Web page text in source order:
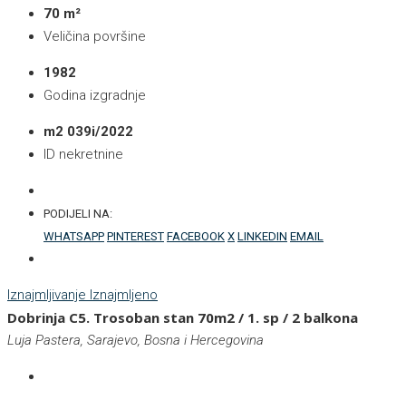
70 m²
Veličina površine
1982
Godina izgradnje
m2 039i/2022
ID nekretnine
PODIJELI NA:
WHATSAPP PINTEREST FACEBOOK X LINKEDIN EMAIL
Iznajmljivanje Iznajmljeno
Dobrinja C5. Trosoban stan 70m2 / 1. sp / 2 balkona
Luja Pastera, Sarajevo, Bosna i Hercegovina